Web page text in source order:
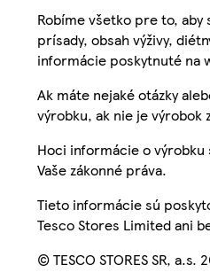
Robíme všetko pre to,
prísady, obsah výživy,
informácie poskytnuté na
Ak máte nejaké otázky
výrobku, ak nie je výrobok
Hoci informácie o výrobku
Vaše zákonné práva.
Tieto informácie sú
Tesco Stores Limited ani
© TESCO STORES SR, a.s.